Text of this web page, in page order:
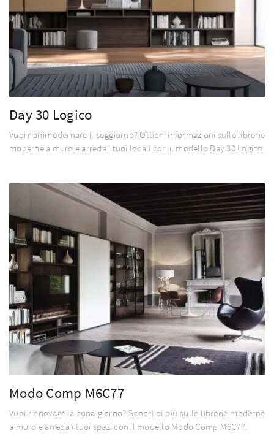
Day 30 Logico
Vuoi riammodernare il soggiorno? Ottieni informazioni sulle librerie
moderne a muro e arreda i tuoi locali con il modello Day 30 Logico.
Modo Comp M6C77
Vuoi rinnovare la zona giorno? Scopri di più sulle librerie moderne
a muro e arreda i tuoi spazi con il modello Modo Comp M6C77.